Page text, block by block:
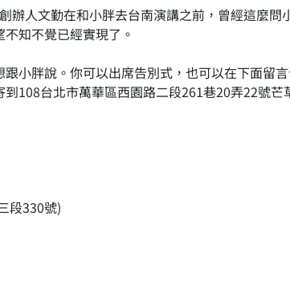
辦人文勤在和小胖去台南演講之前，曾經這麼問
知不覺已經實現了。
小胖說。你可以出席告別式，也可以在下面留
108台北市萬華區西園路二段261巷20弄22號芒
段330號)